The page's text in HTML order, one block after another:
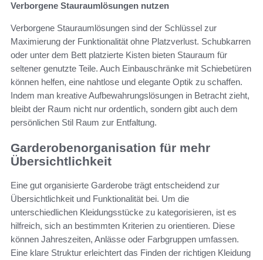
Verborgene Stauraumlösungen nutzen
Verborgene Stauraumlösungen sind der Schlüssel zur
Maximierung der Funktionalität ohne Platzverlust. Schubkarren
oder unter dem Bett platzierte Kisten bieten Stauraum für
seltener genutzte Teile. Auch Einbauschränke mit Schiebetüren
können helfen, eine nahtlose und elegante Optik zu schaffen.
Indem man kreative Aufbewahrungslösungen in Betracht zieht,
bleibt der Raum nicht nur ordentlich, sondern gibt auch dem
persönlichen Stil Raum zur Entfaltung.
Garderobenorganisation für mehr
Übersichtlichkeit
Eine gut organisierte Garderobe trägt entscheidend zur
Übersichtlichkeit und Funktionalität bei. Um die
unterschiedlichen Kleidungsstücke zu kategorisieren, ist es
hilfreich, sich an bestimmten Kriterien zu orientieren. Diese
können Jahreszeiten, Anlässe oder Farbgruppen umfassen.
Eine klare Struktur erleichtert das Finden der richtigen Kleidung